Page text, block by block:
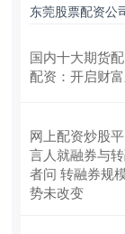
东莞股票配资公
国内十大期货
配资：开启财
网上配资炒股
言人就融券与
者问 转融券规
势未改变